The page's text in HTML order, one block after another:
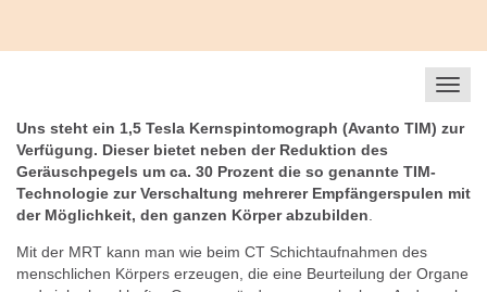
Uns steht ein 1,5 Tesla Kernspintomograph (Avanto TIM) zur
Verfügung. Dieser bietet neben der Reduktion des
Geräuschpegels um ca. 30 Prozent die so genannte TIM-
Technologie zur Verschaltung mehrerer Empfängerspulen mit
der Möglichkeit, den ganzen Körper abzubilden
Mit der MRT kann man wie beim CT Schichtaufnahmen des
menschlichen Körpers erzeugen, die eine Beurteilung der Organe